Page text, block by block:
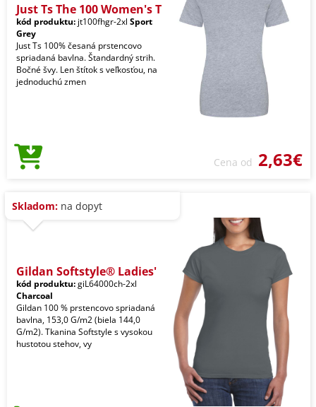
Just Ts The 100 Women's T
kód produktu: jt100fhgr-2xl Sport
Grey
Just Ts 100% česaná prstencovo
spriadaná bavlna. Štandardný strih.
Bočné švy. Len štítok s veľkosťou, na
jednoduchú zmen
Cena od 2,63€
Skladom: na dopyt
Gildan Softstyle® Ladies'
kód produktu:giL64000ch-2xl
Charcoal
Gildan 100 % prstencovo spriadaná
bavlna, 153,0 G/m2 (biela 144,0
G/m2). Tkanina Softstyle s vysokou
hustotou stehov, vy